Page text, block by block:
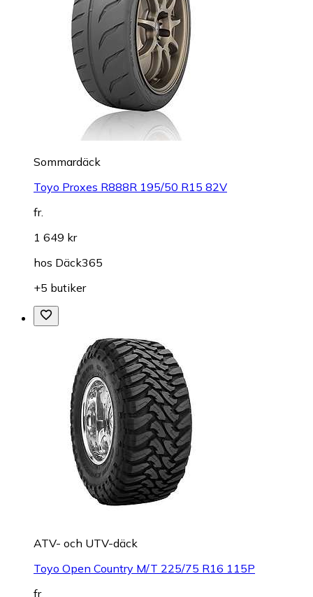
Sommardäck
Toyo Proxes R888R 195/50 R15 82V
fr.
1 649 kr
hos Däck365
+5 butiker
ATV- och UTV-däck
Toyo Open Country M/T 225/75 R16 115P
fr.